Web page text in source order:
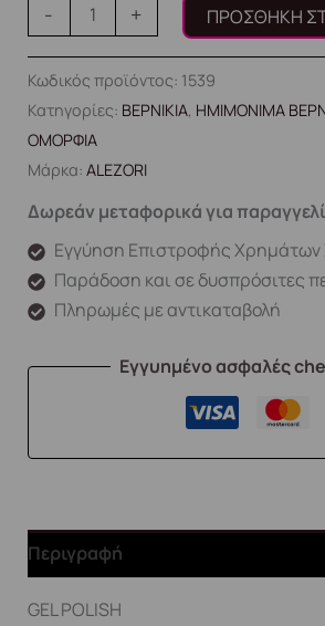
- + ΠΡΟΣΘΉΚΗ
Κωδικός προϊόντος: 1539
Κατηγορίες: ΒΕΡΝΙΚΙΑ, ΗΜΙΜΟΝΙΜΑ
ΟΜΟΡΦΙΑ
Μάρκα: ALEZORI
Δωρεάν μεταφορικά για
Εγγύηση Επιστροφής Χρημάτων
Παράδοση και σε δυσπρόσιτες
Πληρωμές με αντικαταβολή
Εγγυημένο ασφαλές
Περιγραφή
GEL POLISH